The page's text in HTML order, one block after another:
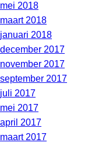
mei 2018
maart 2018
januari 2018
december 2017
november 2017
september 2017
juli 2017
mei 2017
april 2017
maart 2017